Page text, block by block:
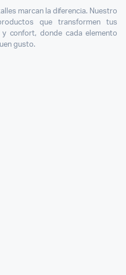
marcan la diferencia. Nuestro
que transformen tus
confort, donde cada elemento
gusto.